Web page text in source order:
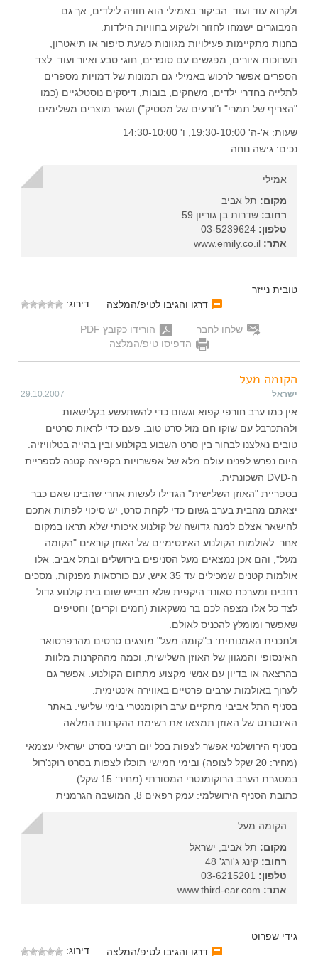
ולקרוא עוד ועוד. הביקור באמילי הוא חוויה לילדים, אך גם
המבוגרים ישמחו לחזור ולשקוע בחוויות הילדות.
בחנות מתקיימות פעילויות מגוונות כשעת סיפור או תיאטרון,
תערוכות איורים, מפגשים עם סופרים, חוגי טבע ואיור ועוד. לצד
הספרים אפשר לרכוש באמילי גם תמונות של דמויות מספרים
לתלייה בחדרי ילדים, משחקים, בובות, דיסקים נוסטלגיים (כמו
"הצריף של תמרי" ו"זרעים של מסטיק") ושאר מוצרים משלימים.
שעות: א'-ה' 19:30-10:00, ו' 14:30-10:00
נכים: גישה נוחה
אמילי
מקום: תל אביב
רחוב: שדרות בן גוריון 59
טלפון:
אתר:
טובית נייזר
דרגו והגיבו לטיפ/המלצה
דירוג:
שלחו לחבר
הורידו כקובץ PDF
הדפיסו טיפ/המלצה
הקומה מעל
ישראל 29.10.2007
אין כמו ערב חורפי קפוא וגשום כדי להשתעשע בקלישאות
ולהתכרבל עם שוקו חם מול סרט טוב. פעם כדי לראות סרטים
טובים נאלצנו לבחור בין סרט השבוע בקולנוע ובין בהייה בטלוויזיה.
היום נפרש לפנינו עולם מלא של אפשרויות בקפיצה קטנה לספריית
ה-DVD השכונתית.
בספריית "האוזן השלישית" הגדילו לעשות אחרי שהבינו שאם כבר
יצאתם מהבית בערב גשום כדי לקחת סרט, יש סיכוי לפתות אתכם
להישאר אצלם למנה גדושה של קולנוע איכותי שלא תראו במקום
אחר. לאולמות הקולנוע האינטימיים של האוזן קוראים "הקומה
מעל", והם אכן נמצאים מעל הסניפים בירושלים ובתל אביב. אלו
אולמות קטנים שמכילים עד 35 איש, עם כורסאות מפנקות, מסכים
רחבים ומערכת סאונד היקפית שלא תבייש שום בית קולנוע גדול.
לצד כל אלו מצפה לכם בר משקאות (חמים וקרים) וחטיפים
שאפשר ומומלץ להכניס לאולם.
ולתכנית האמנותית: ב"קומה מעל" מוצגים סרטים מהרפרטואר
האינסופי והמגוון של האוזן השלישית, וכמה מההקרנות מלוות
בהרצאה או בדיון עם אנשי מקצוע מתחום הקולנוע. אפשר גם
לערוך באולמות ערבים פרטיים באווירה אינטימית.
בסניף התל אביבי מתקיים ערב רוקומנטרי בימי שלישי. באתר
האינטרנט של האוזן תמצאו את רשימת ההקרנות המלאה.
בסניף הירושלמי אפשר לצפות בכל יום רביעי בסרט ישראלי עצמאי
(מחיר: 20 שקל לצופה) ובימי חמישי תוכלו לצפות בסרט רוקנ'רול
במסגרת הערב הרוקומנטרי המסורתי (מחיר: 15 שקל).
כתובת הסניף הירושלמי: עמק רפאים 8, המושבה הגרמנית
הקומה מעל
מקום: תל אביב, ישראל
רחוב: קינג ג'ורג' 48
טלפון:
אתר:
גידי שפרוט
דרגו והגיבו לטיפ/המלצה
דירוג: